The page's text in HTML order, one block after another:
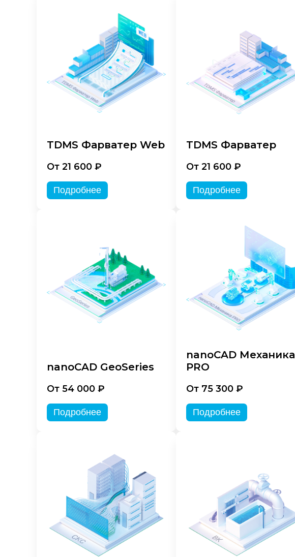
TDMS Фарватер Web
От 21 600 ₽
Подробнее
TDMS Фарватер
От 21 600 ₽
Подробнее
nanoCAD GeoSeries
От 54 000 ₽
Подробнее
nanoCAD Механика
PRO
От 75 300 ₽
Подробнее